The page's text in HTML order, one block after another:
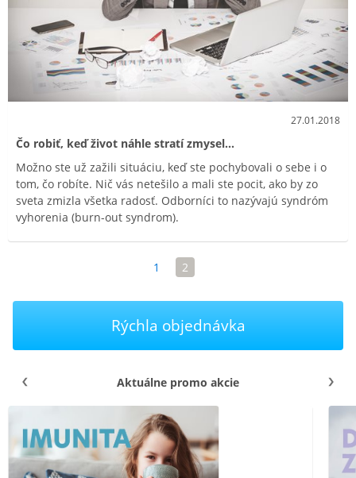
27.01.2018
Čo robiť, keď život náhle stratí zmysel...
Možno ste už zažili situáciu, keď ste pochybovali o sebe i o
tom, čo robíte. Nič vás netešilo a mali ste pocit, ako by zo
sveta zmizla všetka radosť. Odborníci to nazývajú syndróm
vyhorenia (burn-out syndrom).
1 2
Rýchla objednávka
Aktuálne promo akcie